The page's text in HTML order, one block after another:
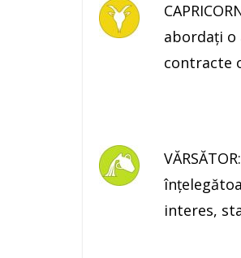
abordaţi o
contracte
interes,